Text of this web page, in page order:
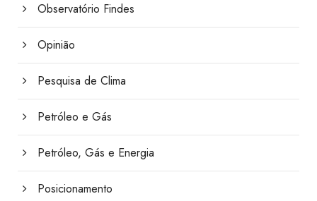
Observatório Findes
Opinião
Pesquisa de Clima
Petróleo e Gás
Petróleo, Gás e Energia
Posicionamento